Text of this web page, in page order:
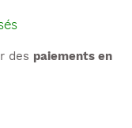
des paiements en